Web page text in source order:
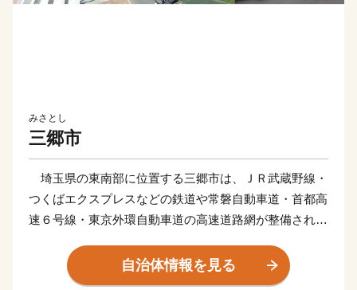
みさとし
三郷市
埼玉県の東南部に位置する三郷市は、ＪＲ武蔵野線・
つくばエクスプレスなどの鉄道や常磐自動車道・首都高
速６号線・東京外環自動車道の高速道路網が整備されて
郷インターチェンジ周辺の土地区画整理などにより、人
口増加と企業進出が進む一方で、豊かな自然に恵まれ、
自治体情報を見る